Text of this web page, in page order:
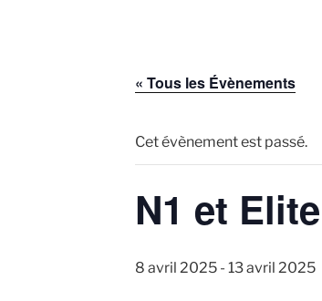
« Tous les Évènements
Cet évènement est passé.
N1 et
8 avril 2025- 13 avril 2025